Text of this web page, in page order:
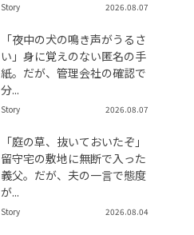
Story 2026.08.07
「夜中の犬の鳴き声がうるさ
い」身に覚えのない匿名の手
紙。だが、管理会社の確認で
分...
Story 2026.08.07
「庭の草、抜いておいたぞ」
留守宅の敷地に無断で入った
義父。だが、夫の一言で態度
が...
Story 2026.08.04